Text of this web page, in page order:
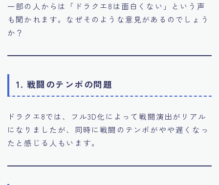
一部の人からは「ドラクエ8は面白くない」という声
も聞かれます。なぜそのような意見があるのでしょう
か？
1. 戦闘のテンポの問題
ドラクエ8では、フル3D化によって戦闘演出がリアル
になりましたが、同時に戦闘のテンポがやや遅くなっ
たと感じる人もいます。